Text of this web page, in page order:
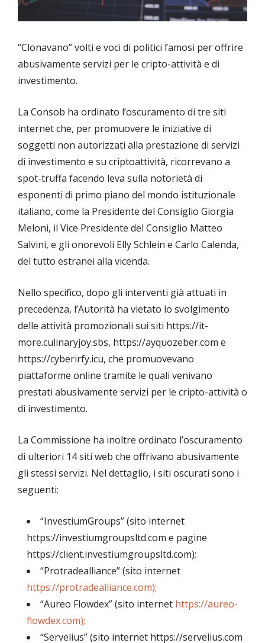
“Clonavano” volti e voci di politici famosi per offrire
abusivamente servizi per le cripto-attività e di
investimento.
La Consob ha ordinato l’oscuramento di tre siti
internet che, per promuovere le iniziative di
soggetti non autorizzati alla prestazione di servizi
di investimento e su criptoattività, ricorrevano a
spot-truffa facendo leva sulla notorietà di
esponenti di primo piano del mondo istituzionale
italiano, come la Presidente del Consiglio Giorgia
Meloni, il Vice Presidente del Consiglio Matteo
Salvini, e gli onorevoli Elly Schlein e Carlo Calenda,
del tutto estranei alla vicenda.
Nello specifico, dopo gli interventi già attuati in
precedenza, l’Autorità ha vietato lo svolgimento
delle attività promozionali sui siti https://it-
more.culinaryjoy.sbs, https://ayquozeber.com e
https://cyberirfy.icu, che promuovevano
piattaforme online tramite le quali venivano
prestati abusivamente servizi per le cripto-attività o
di investimento.
La Commissione ha inoltre ordinato l’oscuramento
di ulteriori 14 siti web che offrivano abusivamente
gli stessi servizi. Nel dettaglio, i siti oscurati sono i
seguenti:
“InvestiumGroups” (sito internet
https://investiumgroupsltd.com e pagine
https://client.investiumgroupsltd.com);
“Protradealliance” (sito internet
https://protradealliance.com);
“Aureo Flowdex” (sito internet https://aureo-
flowdex.com);
“Servelius” (sito internet https://servelius.com